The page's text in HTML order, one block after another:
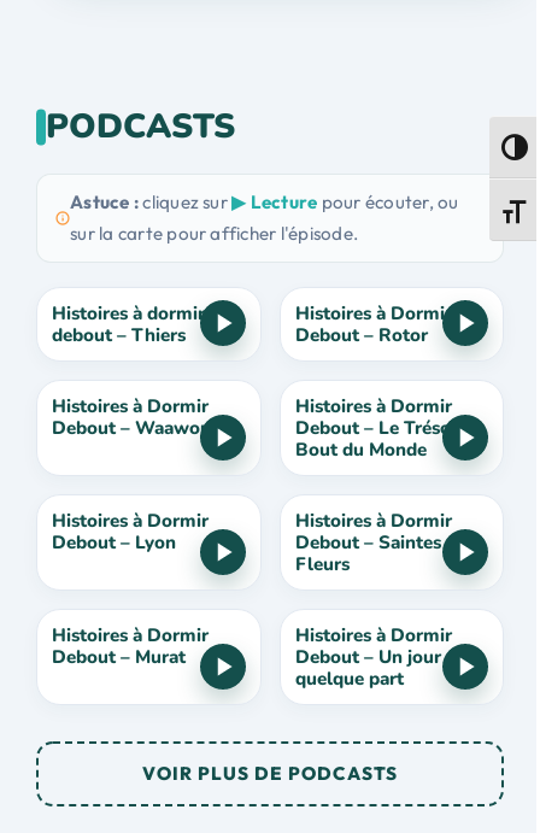
PODCASTS
Astuce :cliquez sur▶ Lecture pour écouter, ou
sur la carte pour afficher l'épisode.
Histoires à dormir
debout – Thiers
Histoires à Dormir
Debout – Rotor
Histoires à Dormir
Debout – Waawor
Histoires à Dormir
Debout – Le Trésor du
Bout du Monde
Histoires à Dormir
Debout – Lyon
Histoires à Dormir
Debout – Saintes
Fleurs
Histoires à Dormir
Debout – Murat
Histoires à Dormir
Debout – Un jour
quelque part
VOIR PLUS DE PODCASTS